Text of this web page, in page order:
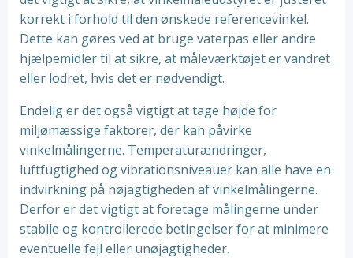
korrekt i forhold til den ønskede referencevinkel.
Dette kan gøres ved at bruge vaterpas eller andre
hjælpemidler til at sikre, at måleværktøjet er vandret
eller lodret, hvis det er nødvendigt.
Endelig er det også vigtigt at tage højde for
miljømæssige faktorer, der kan påvirke
vinkelmålingerne. Temperaturændringer,
luftfugtighed og vibrationsniveauer kan alle have en
indvirkning på nøjagtigheden af vinkelmålingerne.
Derfor er det vigtigt at foretage målingerne under
stabile og kontrollerede betingelser for at minimere
eventuelle fejl eller unøjagtigheder.